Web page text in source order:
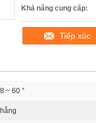
Khả năng cung cấp:
Tiếp xúc
~ 60 °